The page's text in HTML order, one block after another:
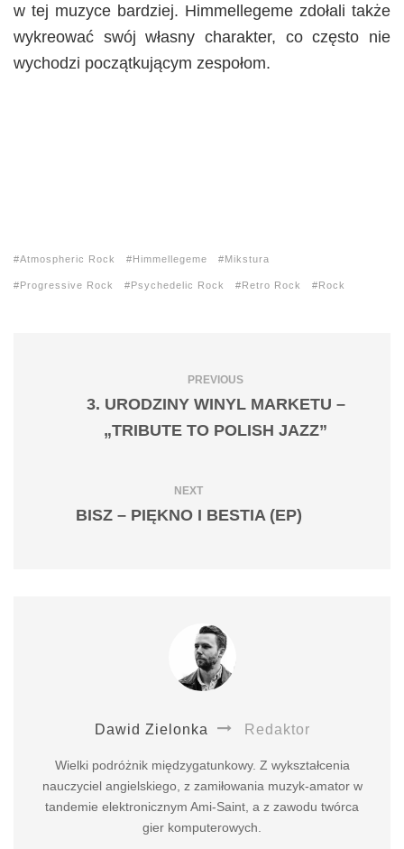
w tej muzyce bardziej. Himmellegeme zdołali także
wykreować swój własny charakter, co często nie
wychodzi początkującym zespołom.
Atmospheric Rock Himmellegeme Mikstura
Progressive Rock Psychedelic Rock Retro Rock Rock
PREVIOUS
3. URODZINY WINYL MARKETU –
„TRIBUTE TO POLISH JAZZ”
NEXT
BISZ – PIĘKNO I BESTIA (EP)
Dawid Zielonka Redaktor
Wielki podróżnik międzygatunkowy. Z wykształcenia
nauczyciel angielskiego, z zamiłowania muzyk-amator w
tandemie elektronicznym Ami-Saint, a z zawodu twórca
gier komputerowych.